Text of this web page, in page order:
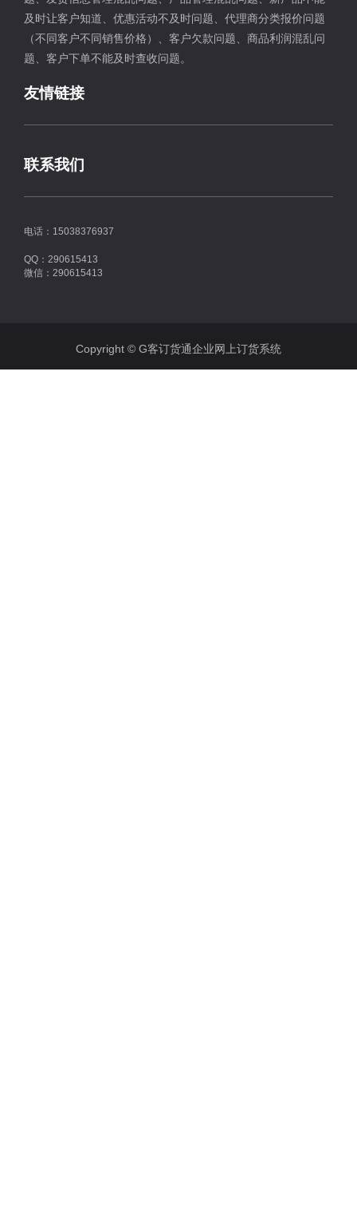
及时让客户知道、优惠活动不及时问题、代理商分类报价问题
（不同客户不同销售价格）、客户欠款问题、商品利润混乱问
题、客户下单不能及时查收问题。
友情链接
联系我们
电话：15038376937
QQ：290615413
微信：290615413
Copyright © G客订货通企业网上订货系统